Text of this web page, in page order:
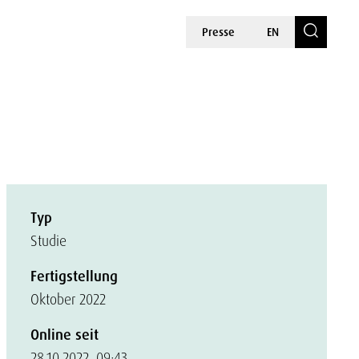
Presse EN
Typ
Studie
Fertigstellung
Oktober 2022
Online seit